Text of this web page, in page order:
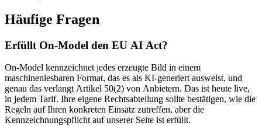
Häufige Fragen
Erfüllt On-Model den EU AI Act?
On-Model kennzeichnet jedes erzeugte Bild in einem
maschinenlesbaren Format, das es als KI-generiert ausweist, und
genau das verlangt Artikel 50(2) von Anbietern. Das ist heute live,
in jedem Tarif. Ihre eigene Rechtsabteilung sollte bestätigen, wie die
Regeln auf Ihren konkreten Einsatz zutreffen, aber die
Kennzeichnungspflicht auf unserer Seite ist erfüllt.